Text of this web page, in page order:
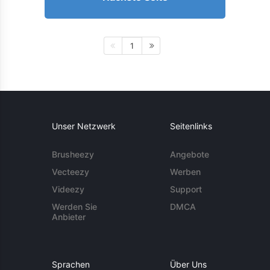
1
Unser Netzwerk
Brusheezy
Vecteezy
Videezy
Werden Sie
Anbieter
Seitenlinks
Angebote
Werben
Support
DMCA
Sprachen Über Uns